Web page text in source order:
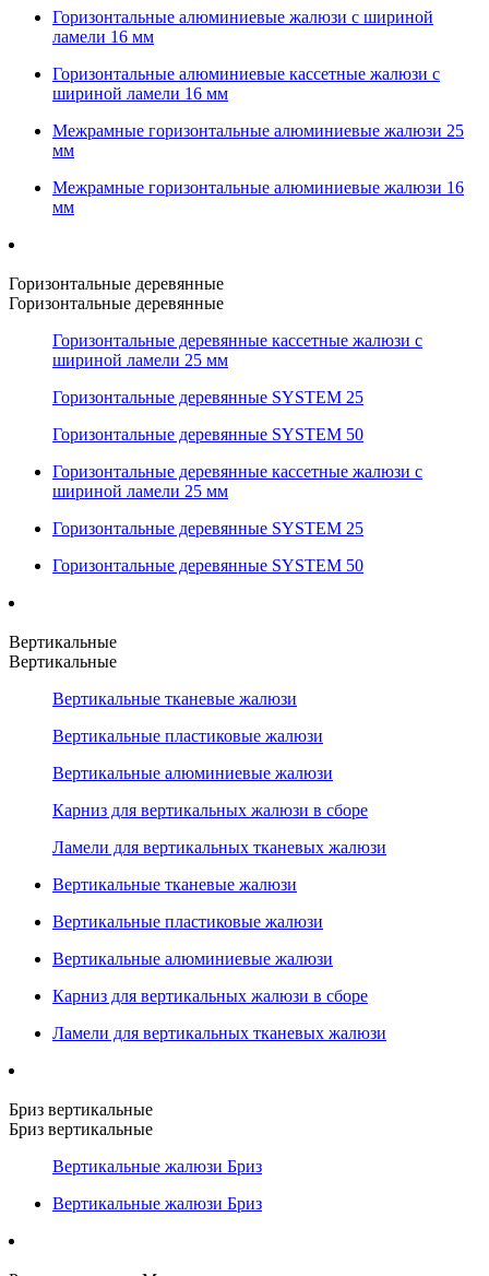
Горизонтальные алюминиевые жалюзи с шириной
ламели 16 мм
Горизонтальные алюминиевые кассетные жалюзи с
шириной ламели 16 мм
Межрамные горизонтальные алюминиевые жалюзи 25
мм
Межрамные горизонтальные алюминиевые жалюзи 16
мм
Горизонтальные деревянные
Горизонтальные деревянные
Горизонтальные деревянные кассетные жалюзи с
шириной ламели 25 мм
Горизонтальные деревянные SYSTEM 25
Горизонтальные деревянные SYSTEM 50
Горизонтальные деревянные кассетные жалюзи с
шириной ламели 25 мм
Горизонтальные деревянные SYSTEM 25
Горизонтальные деревянные SYSTEM 50
Вертикальные
Вертикальные
Вертикальные тканевые жалюзи
Вертикальные пластиковые жалюзи
Вертикальные алюминиевые жалюзи
Карниз для вертикальных жалюзи в сборе
Ламели для вертикальных тканевых жалюзи
Вертикальные тканевые жалюзи
Вертикальные пластиковые жалюзи
Вертикальные алюминиевые жалюзи
Карниз для вертикальных жалюзи в сборе
Ламели для вертикальных тканевых жалюзи
Бриз вертикальные
Бриз вертикальные
Вертикальные жалюзи Бриз
Вертикальные жалюзи Бриз